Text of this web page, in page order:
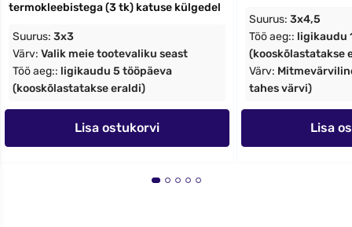
termokleebistega (3 tk) katuse külgedel
Suurus: 3x3
Värv: Valik meie tootevaliku seast
Töö aeg:: ligikaudu 5 tööpäeva
(kooskõlastatakse eraldi)
Lisa ostukorvi
Suurus: 3x4,5
Töö aeg:: ligikaudu
(kooskõlastatakse
Värv:
tahes värvi)
Lisa